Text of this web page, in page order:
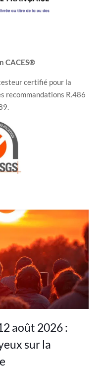
CACES®
certifié pour la
recommandations R.486
août 2026 :
sur la